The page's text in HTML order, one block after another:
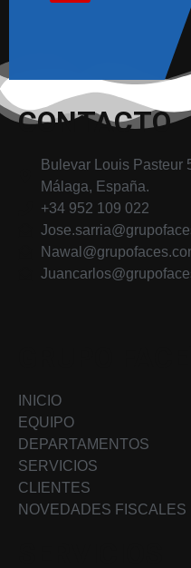
CONTACTO
Bulevar Louis Pasteur
Málaga, España.
+34 952 109 022
INICIO
EQUIPO
DEPARTAMENTOS
SERVICIOS
CLIENTES
NOVEDADES FISCALES